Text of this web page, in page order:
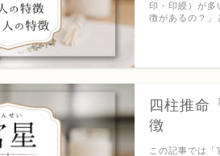
印・印綬）が多
徴があるの？」
四柱推命
徴
この記事では